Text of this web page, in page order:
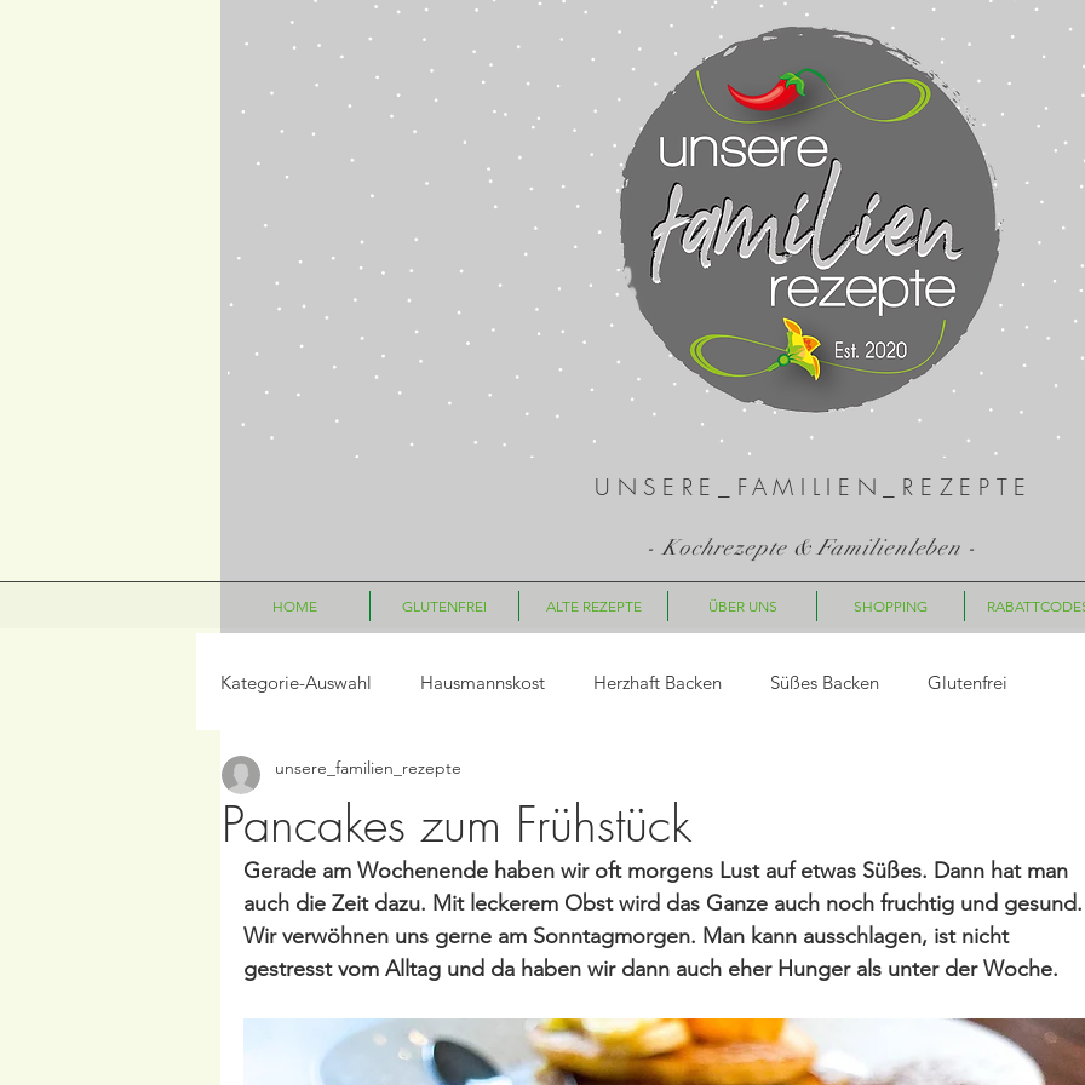
UNSERE_FAMILIEN_REZEPTE
- Kochrezepte & Familienleben -
HOME GLUTENFREI ALTE REZEPTE ÜBER UNS SHOPPING
Kategorie-Auswahl Hausmannskost Herzhaft Backen Süßes Backen Glutenfrei
LowCarb Vegetarisch
Salate Beilagen Frühstück Nachtisch/Dessert Winter/Weihnachten
Frühling/Ostern Internationale Gerichte Getränke Halloween Herbst Fleisch
Disney Gerichte Geschenkideen Plätzchen
Pancakes zum Frühstück
unsere_familien_rezepte
Gerade am Wochenende haben wir oft morgens Lust auf etwas Süßes. Dann hat man
auch die Zeit dazu. Mit leckerem Obst wird das Ganze auch noch fruchtig und gesund.
Wir verwöhnen uns gerne am Sonntagmorgen. Man kann ausschlagen, ist nicht
gestresst vom Alltag und da haben wir dann auch eher Hunger als unter der Woche.